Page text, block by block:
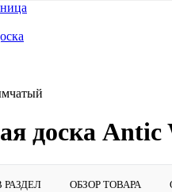
доска
РАЗДЕЛ ОБЗОР ТОВАРА